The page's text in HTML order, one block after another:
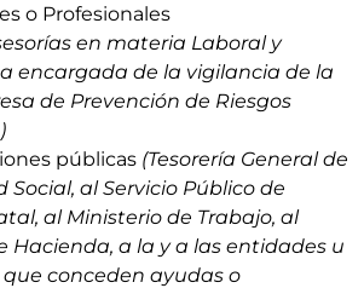
o Profesionales
en materia Laboral y
encargada de la vigilancia de la
de Prevención de Riesgos
)
públicas (Tesorería General de
Social, al Servicio Público de
al Ministerio de Trabajo, al
Hacienda, a la y a las entidades u
conceden ayudas o